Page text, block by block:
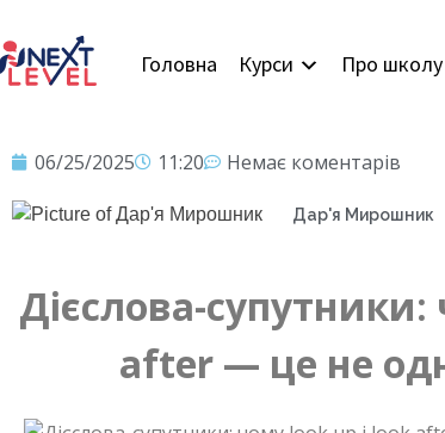
Головна Курси Про школу
06/25/2025 11:20 Немає коментарів
Дар'я Мирошник
Дієслова-
after — це не